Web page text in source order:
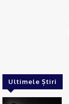
Ultimele Știri